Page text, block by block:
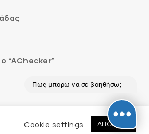
“AChecker”
Cookie settings ΑΠΟΔΟΧΗ
Πως μπορώ να σε βοηθήσω;